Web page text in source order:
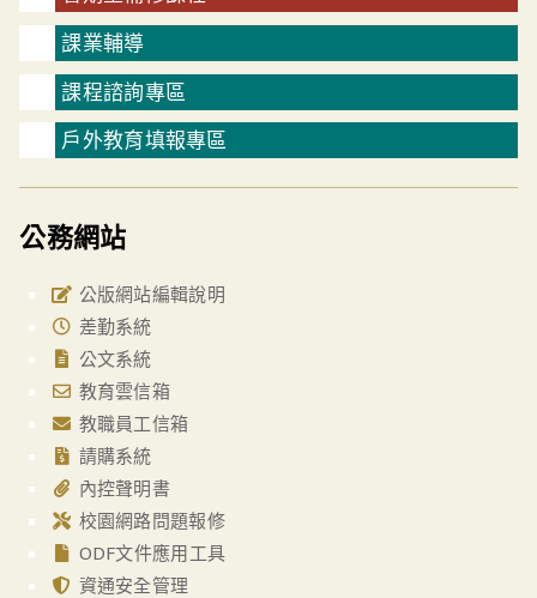
課業輔導
課程諮詢專區
戶外教育填報專區
公務網站
公版網站編輯說明
差勤系統
公文系統
教育雲信箱
教職員工信箱
請購系統
內控聲明書
校園網路問題報修
ODF文件應用工具
資通安全管理